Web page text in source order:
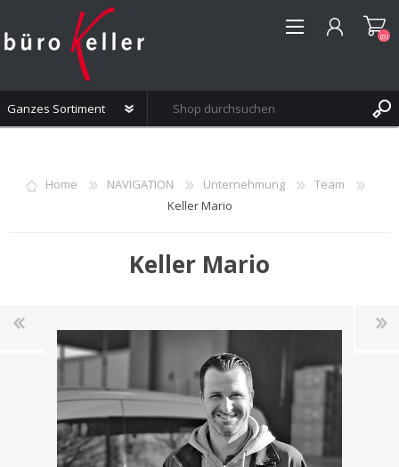
(0)
Home NAVIGATION Unternehmung
Team
Keller Mario
Keller Mario